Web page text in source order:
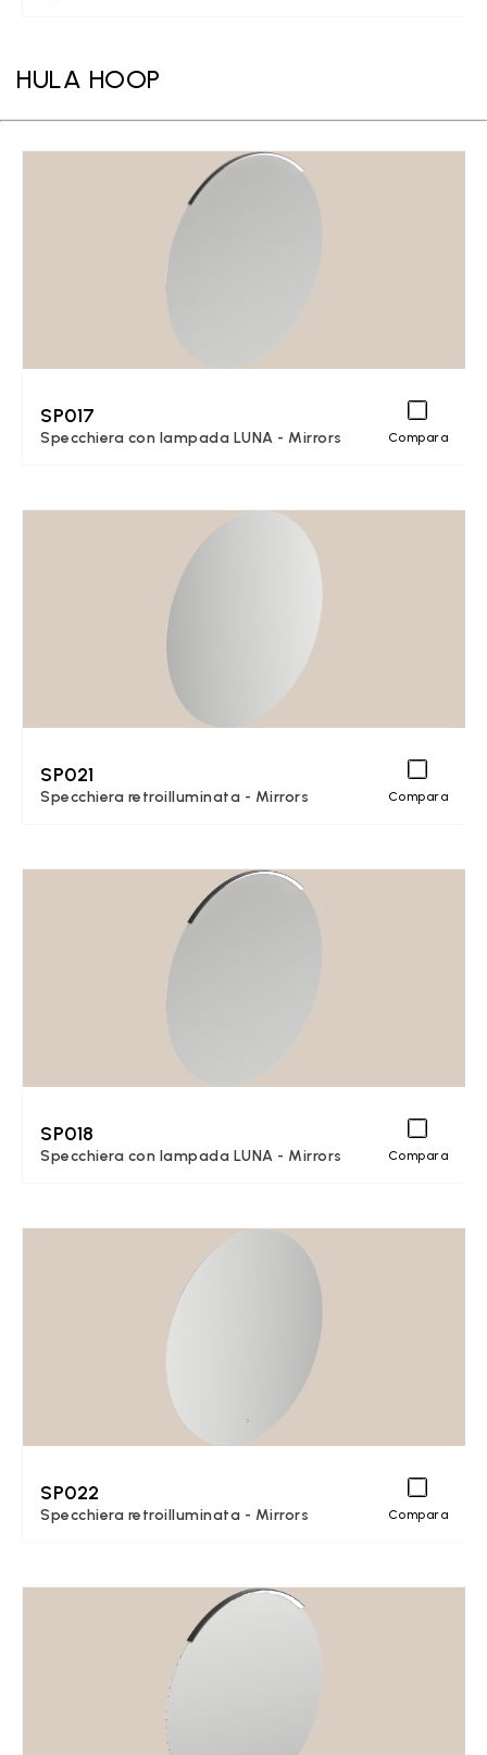
HULA HOOP
SP017
Specchiera con lampada LUNA - Mirrors Compara
SP021
Specchiera retroilluminata - Mirrors Compara
SP018
Specchiera con lampada LUNA - Mirrors Compara
SP022
Specchiera retroilluminata - Mirrors Compara